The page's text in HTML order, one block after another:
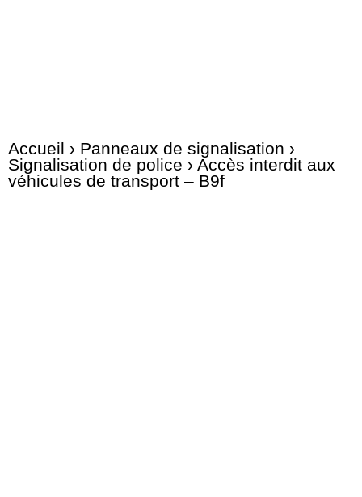
Accueil › Panneaux de signalisation ›
Signalisation de police › Accès interdit aux
véhicules de transport – B9f